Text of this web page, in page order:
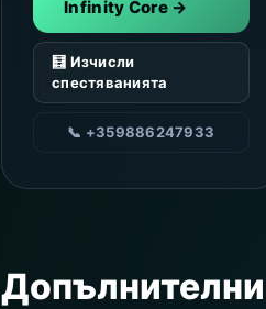
Infinity Core →
🧮 Изчисли
спестяванията
📞 +359886247933